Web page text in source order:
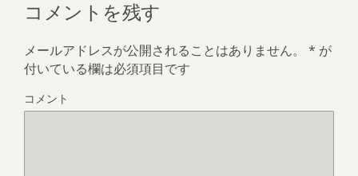
コメントを残す
メールアドレスが公開されることはありません。 * が
付いている欄は必須項目です
コメント